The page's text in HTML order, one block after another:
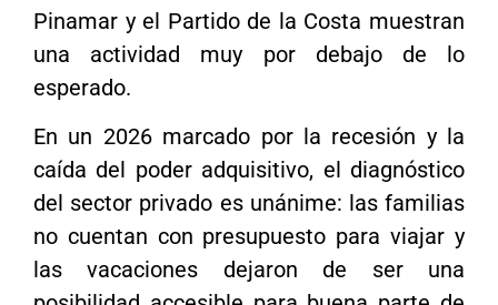
Pinamar y el Partido de la Costa muestran
una actividad muy por debajo de lo
esperado.
En un 2026 marcado por la recesión y la
caída del poder adquisitivo, el diagnóstico
del sector privado es unánime: las familias
no cuentan con presupuesto para viajar y
las vacaciones dejaron de ser una